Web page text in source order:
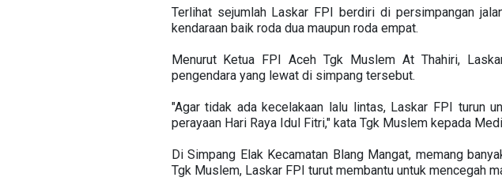
Terlihat sejumlah Laskar FPI berdiri di persimpangan
kendaraan baik roda dua maupun roda empat.
Menurut Ketua FPI Aceh Tgk Muslem At Thahiri,
pengendara yang lewat di simpang tersebut.
"Agar tidak ada kecelakaan lalu lintas, Laskar FPI turun
perayaan Hari Raya Idul Fitri," kata Tgk Muslem kepada
Di Simpang Elak Kecamatan Blang Mangat, memang
Tgk Muslem, Laskar FPI turut membantu untuk mencegah